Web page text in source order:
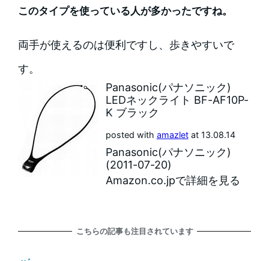
このタイプを使っている人が多かったですね。
両手が使えるのは便利ですし、歩きやすいで
す。
Panasonic(パナソニック)
LEDネックライト BF-AF10P-
K ブラック
posted with amazletat 13.08.14
Panasonic(パナソニック)
(2011-07-20)
Amazon.co.jpで詳細を見る
こちらの記事も注目されています